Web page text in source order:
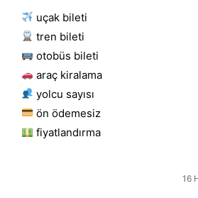
uçak bileti
tren bileti
otobüs bileti
araç kiralama
yolcu sayısı
ön ödemesiz
fiyatlandırma
16